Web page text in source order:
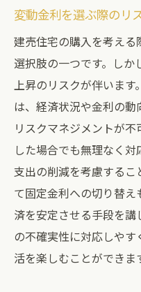
変動金利を選ぶ際のリ
建売住宅の購入を考え
選択肢の一つです。し
上昇のリスクが伴います
は、経済状況や金利の
リスクマネジメントが
した場合でも無理なく
支出の削減を考慮するこ
て固定金利への切り替
済を安定させる手段を
の不確実性に対応しや
活を楽しむことができま